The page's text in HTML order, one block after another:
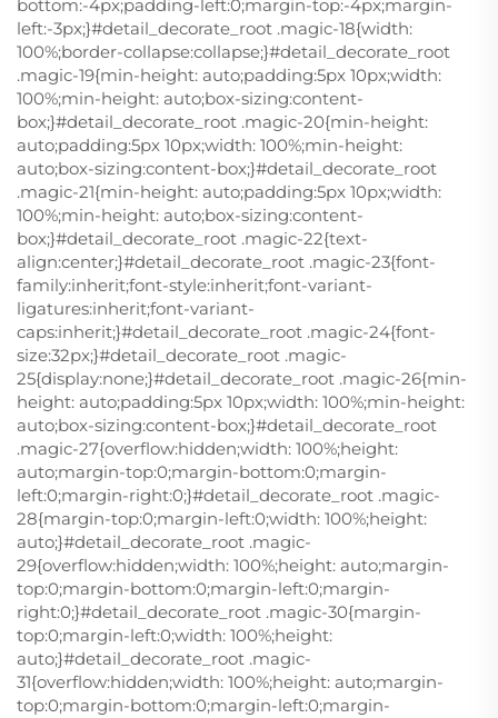
bottom:-4px;padding-left:0;margin-top:-4px;margin-
left:-3px;}#detail_decorate_root .magic-18{width:
100%;border-collapse:collapse;}#detail_decorate_root
.magic-19{min-height: auto;padding:5px 10px;width:
100%;min-height: auto;box-sizing:content-
box;}#detail_decorate_root .magic-20{min-height:
auto;padding:5px 10px;width: 100%;min-height:
auto;box-sizing:content-box;}#detail_decorate_root
.magic-21{min-height: auto;padding:5px 10px;width:
100%;min-height: auto;box-sizing:content-
box;}#detail_decorate_root .magic-22{text-
align:center;}#detail_decorate_root .magic-23{font-
family:inherit;font-style:inherit;font-variant-
ligatures:inherit;font-variant-
caps:inherit;}#detail_decorate_root .magic-24{font-
size:32px;}#detail_decorate_root .magic-
25{display:none;}#detail_decorate_root .magic-26{min-
height: auto;padding:5px 10px;width: 100%;min-height:
auto;box-sizing:content-box;}#detail_decorate_root
.magic-27{overflow:hidden;width: 100%;height:
auto;margin-top:0;margin-bottom:0;margin-
left:0;margin-right:0;}#detail_decorate_root .magic-
28{margin-top:0;margin-left:0;width: 100%;height:
auto;}#detail_decorate_root .magic-
29{overflow:hidden;width: 100%;height: auto;margin-
top:0;margin-bottom:0;margin-left:0;margin-
right:0;}#detail_decorate_root .magic-30{margin-
top:0;margin-left:0;width: 100%;height:
auto;}#detail_decorate_root .magic-
31{overflow:hidden;width: 100%;height: auto;margin-
top:0;margin-bottom:0;margin-left:0;margin-